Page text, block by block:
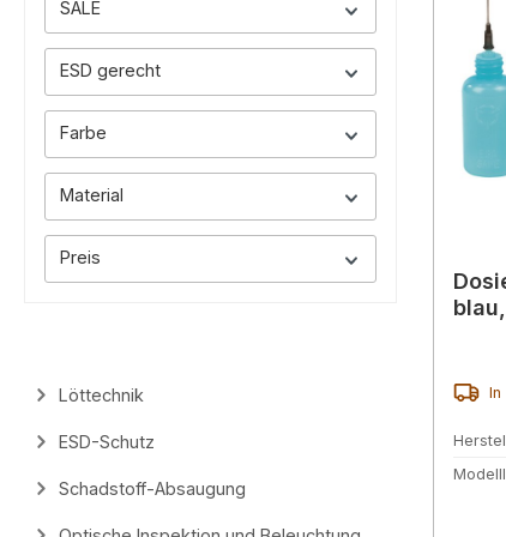
SALE
ESD gerecht
Farbe
Material
Preis
Löttechnik
ESD-Schutz
Schadstoff-Absaugung
In